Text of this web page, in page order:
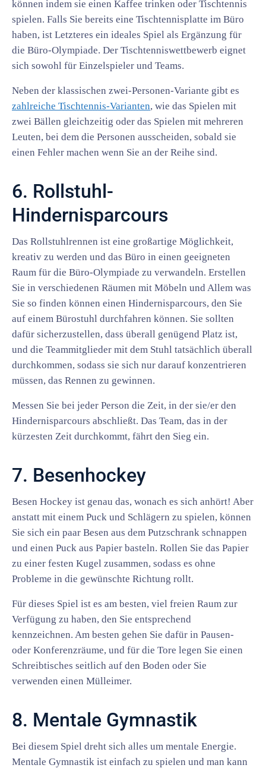
können indem sie einen Kaffee trinken oder Tischtennis
spielen. Falls Sie bereits eine Tischtennisplatte im Büro
haben, ist Letzteres ein ideales Spiel als Ergänzung für
die Büro-Olympiade. Der Tischtenniswettbewerb eignet
sich sowohl für Einzelspieler und Teams.
Neben der klassischen zwei-Personen-Variante gibt es
zahlreiche Tischtennis-Varianten, wie das Spielen mit
zwei Bällen gleichzeitig oder das Spielen mit mehreren
Leuten, bei dem die Personen ausscheiden, sobald sie
einen Fehler machen wenn Sie an der Reihe sind.
6. Rollstuhl-
Hindernisparcours
Das Rollstuhlrennen ist eine großartige Möglichkeit,
kreativ zu werden und das Büro in einen geeigneten
Raum für die Büro-Olympiade zu verwandeln. Erstellen
Sie in verschiedenen Räumen mit Möbeln und Allem was
Sie so finden können einen Hindernisparcours, den Sie
auf einem Bürostuhl durchfahren können. Sie sollten
dafür sicherzustellen, dass überall genügend Platz ist,
und die Teammitglieder mit dem Stuhl tatsächlich überall
durchkommen, sodass sie sich nur darauf konzentrieren
müssen, das Rennen zu gewinnen.
Messen Sie bei jeder Person die Zeit, in der sie/er den
Hindernisparcours abschließt. Das Team, das in der
kürzesten Zeit durchkommt, fährt den Sieg ein.
7. Besenhockey
Besen Hockey ist genau das, wonach es sich anhört! Aber
anstatt mit einem Puck und Schlägern zu spielen, können
Sie sich ein paar Besen aus dem Putzschrank schnappen
und einen Puck aus Papier basteln. Rollen Sie das Papier
zu einer festen Kugel zusammen, sodass es ohne
Probleme in die gewünschte Richtung rollt.
Für dieses Spiel ist es am besten, viel freien Raum zur
Verfügung zu haben, den Sie entsprechend
kennzeichnen. Am besten gehen Sie dafür in Pausen-
oder Konferenzräume, und für die Tore legen Sie einen
Schreibtisches seitlich auf den Boden oder Sie
verwenden einen Mülleimer.
8. Mentale Gymnastik
Bei diesem Spiel dreht sich alles um mentale Energie.
Mentale Gymnastik ist einfach zu spielen und man kann